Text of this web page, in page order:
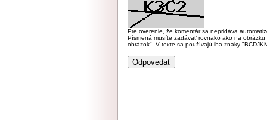
Pre overenie, že komentár sa nepridáva
Písmená musíte zadávať rovnako ako na
obrázok". V texte sa používajú iba znaky